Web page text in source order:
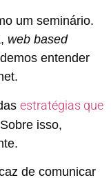
um seminário.
web based
entender
estratégias que
isso,
de comunicar